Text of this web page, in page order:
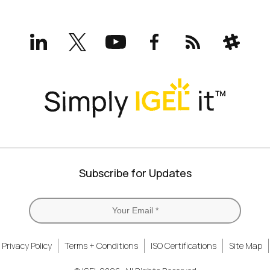
LinkedInX
(formerly
Twitter)
YouTubeFacebookRSS Slack
Subscribe for Updates
Privacy Policy Terms + Conditions ISO Certifications Site Map